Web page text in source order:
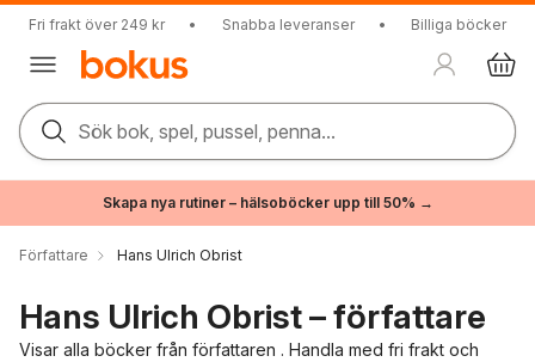
Fri frakt över 249 kr • Snabba leveranser • Billiga böcker
Sök bok, spel, pussel, penna...
Skapa nya rutiner – hälsoböcker upp till 50% →
Författare Hans Ulrich Obrist
Hans Ulrich Obrist – författare
Visar alla böcker från författaren . Handla med fri frakt och